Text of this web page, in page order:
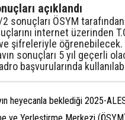
açıklandı
sonuçları ÖSYM tarafından
internet üzerinden
şifreleriyle öğrenebilecek.
sonuçları 5 yıl geçerli
başvurularında
heyecanla beklediği 2025-